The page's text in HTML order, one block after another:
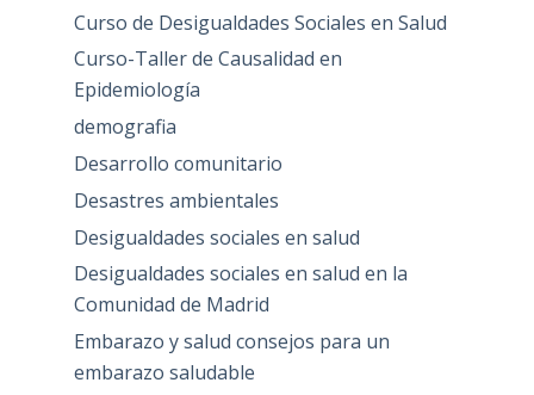
Curso de Desigualdades Sociales en Salud
Curso-Taller de Causalidad en
Epidemiología
demografia
Desarrollo comunitario
Desastres ambientales
Desigualdades sociales en salud
Desigualdades sociales en salud en la
Comunidad de Madrid
Embarazo y salud consejos para un
embarazo saludable